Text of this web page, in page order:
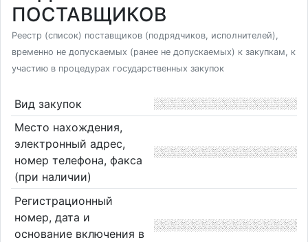
ПОСТАВЩИКОВ
Реестр (список) поставщиков (подрядчиков, исполнителей),
временно не допускаемых (ранее не допускаемых) к закупкам, к
участию в процедурах государственных закупок
Вид закупок
Место нахождения,
электронный адрес,
номер телефона, факса
(при наличии)
Регистрационный
номер, дата и
основание включения в